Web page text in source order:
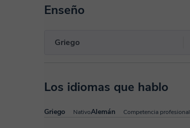
Enseño
Griego
Los idiomas que hablo
Griego NativoAlemán Competencia profesional